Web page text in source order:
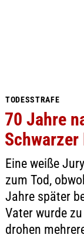
TODESSTRAFE
70 Jahre
Eine weiße
zum Tod,
Jahre später
Vater wurde
drohen